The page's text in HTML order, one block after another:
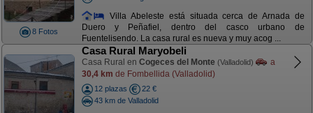
8 Fotos
Villa Abeleste está situada cerca de Arnada de
Duero y Peñafiel, dentro del casco urbano de
Fuentelisendo. La casa rural es nueva y muy acog ...
Casa Rural Maryobeli
Casa Rural en Cogeces del Monte (Valladolid)
a
30,4 km de Fombellida (Valladolid)
12 plazas
22 €
43 km de Valladolid